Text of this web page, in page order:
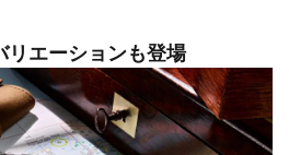
リエーションも登場